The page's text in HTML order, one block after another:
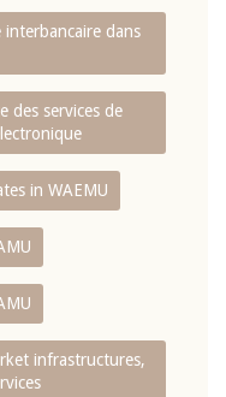
dans
des services de
in WAEMU
infrastructures,